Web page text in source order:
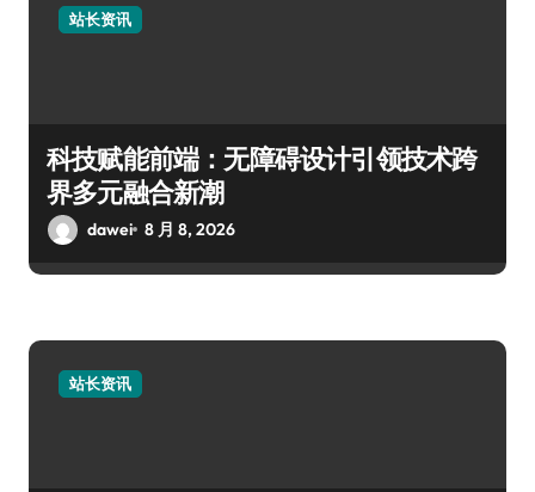
站长资讯
科技赋能前端：无障碍设计引领技术跨
界多元融合新潮
dawei 8 月 8, 2026
站长资讯